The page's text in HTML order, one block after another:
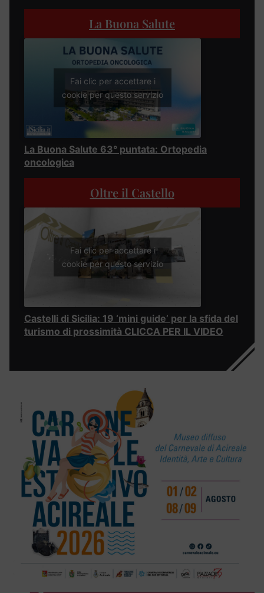
La Buona Salute
Fai clic per accettare i
cookie per questo servizio
La Buona Salute 63° puntata: Ortopedia
oncologica
Oltre il Castello
Fai clic per accettare i
cookie per questo servizio
Castelli di Sicilia: 19 ‘mini guide’ per la sfida del
turismo di prossimità CLICCA PER IL VIDEO